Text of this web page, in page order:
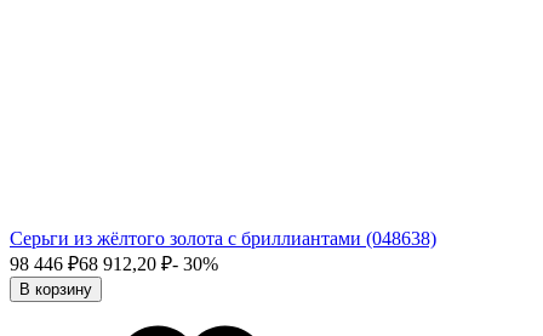
Серьги из жёлтого золота с бриллиантами (048638)
98 446 ₽68 912,20 ₽- 30%
В корзину